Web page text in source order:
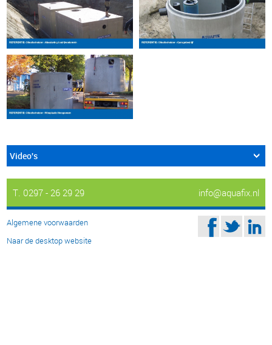
Video's
T. 0297 - 26 29 29 info@aquafix.nl
Algemene voorwaarden
Naar de desktop website